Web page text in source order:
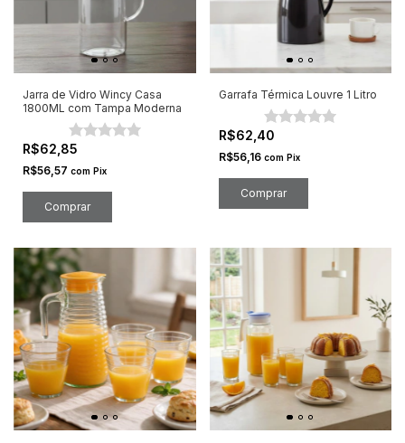
Jarra de Vidro Wincy Casa
1800ML com Tampa Moderna
R$62,85
R$56,57 com Pix
Garrafa Térmica Louvre 1 Litro
R$62,40
R$56,16 com Pix